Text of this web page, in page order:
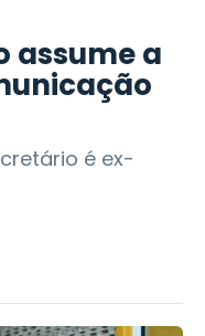
assume a
é ex-